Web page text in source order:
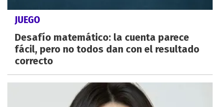
JUEGO
Desafío matemático: la cuenta parece
fácil, pero no todos dan con el resultado
correcto